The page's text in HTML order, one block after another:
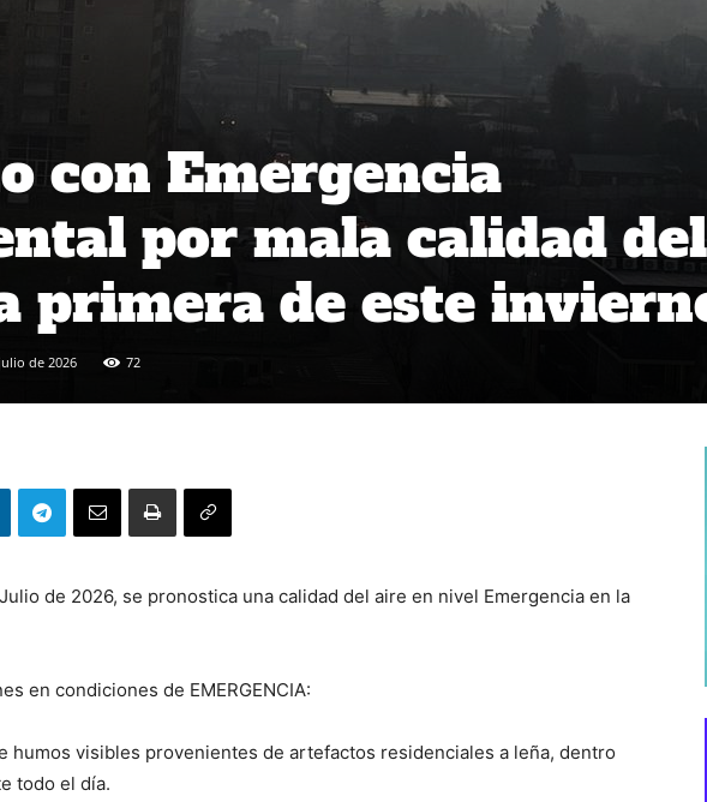
con Emergencia
por mala calidad del
primera de este
de 2026 72
de 2026, se pronostica una calidad del aire en nivel Emergencia en la
en condiciones de EMERGENCIA:
humos visibles provenientes de artefactos residenciales a leña, dentro
todo el día.